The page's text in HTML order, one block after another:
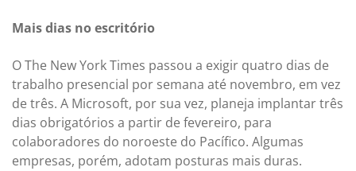
Mais dias no escritório
O The New York Times passou a exigir quatro dias de
trabalho presencial por semana até novembro, em vez
de três. A Microsoft, por sua vez, planeja implantar três
dias obrigatórios a partir de fevereiro, para
colaboradores do noroeste do Pacífico. Algumas
empresas, porém, adotam posturas mais duras.